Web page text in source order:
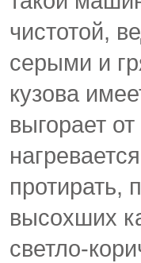
чистотой,
серыми и
кузова
выгорает
протирать,
высохших
светло-